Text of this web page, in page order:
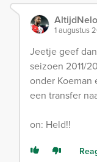
1 augustus
Jeetje geef
seizoen 2011/
onder
een transfer
on: Held!!